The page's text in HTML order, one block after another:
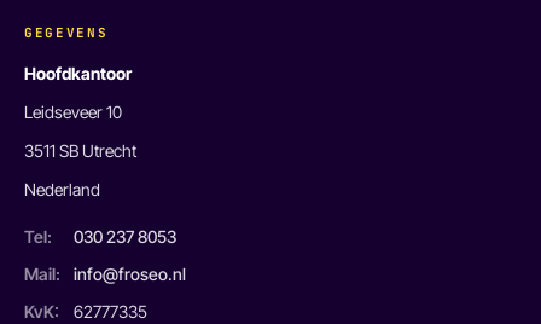
GEGEVENS
Hoofdkantoor
Leidseveer 10
3511 SB Utrecht
Nederland
Tel:
030 237 8053
Mail:
info@froseo.nl
KvK:
62777335